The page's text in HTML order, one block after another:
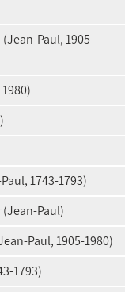
Paul, 1905-
1743-1793)
Paul)
Paul, 1905-1980)
1793)